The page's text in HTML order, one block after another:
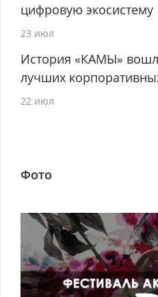
цифровую экосистему
23 июл
История «КАМЫ»
лучших
22 июл
Фото